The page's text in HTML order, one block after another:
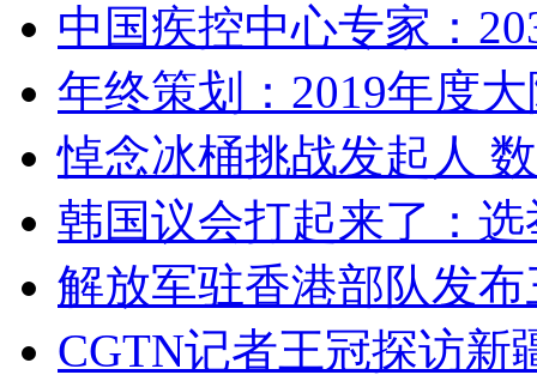
中国疾控中心专家：
年终策划：2019年度
悼念冰桶挑战发起人
韩国议会打起来了：
解放军驻香港部队发
CGTN记者王冠探访新